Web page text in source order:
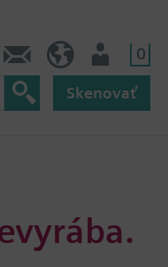
0
Skenovať